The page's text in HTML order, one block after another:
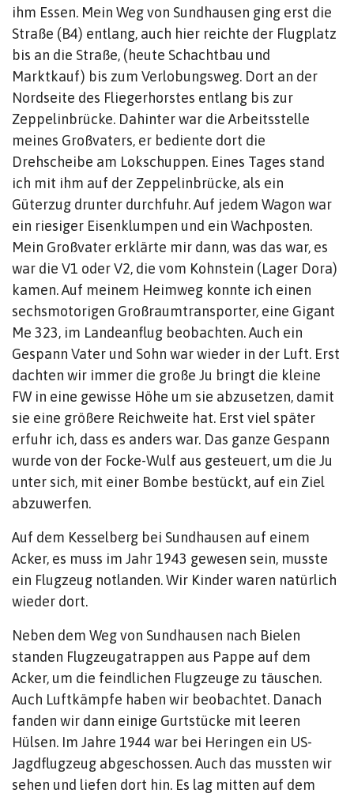
ihm Essen. Mein Weg von Sundhausen ging erst die
Straße (B4) entlang, auch hier reichte der Flugplatz
bis an die Straße, (heute Schachtbau und
Marktkauf) bis zum Verlobungsweg. Dort an der
Nordseite des Fliegerhorstes entlang bis zur
Zeppelinbrücke. Dahinter war die Arbeitsstelle
meines Großvaters, er bediente dort die
Drehscheibe am Lokschuppen. Eines Tages stand
ich mit ihm auf der Zeppelinbrücke, als ein
Güterzug drunter durchfuhr. Auf jedem Wagon war
ein riesiger Eisenklumpen und ein Wachposten.
Mein Großvater erklärte mir dann, was das war, es
war die V1 oder V2, die vom Kohnstein (Lager Dora)
kamen. Auf meinem Heimweg konnte ich einen
sechsmotorigen Großraumtransporter, eine Gigant
Me 323, im Landeanflug beobachten. Auch ein
Gespann Vater und Sohn war wieder in der Luft. Erst
dachten wir immer die große Ju bringt die kleine
FW in eine gewisse Höhe um sie abzusetzen, damit
sie eine größere Reichweite hat. Erst viel später
erfuhr ich, dass es anders war. Das ganze Gespann
wurde von der Focke-Wulf aus gesteuert, um die Ju
unter sich, mit einer Bombe bestückt, auf ein Ziel
abzuwerfen.
Auf dem Kesselberg bei Sundhausen auf einem
Acker, es muss im Jahr 1943 gewesen sein, musste
ein Flugzeug notlanden. Wir Kinder waren natürlich
wieder dort.
Neben dem Weg von Sundhausen nach Bielen
standen Flugzeugatrappen aus Pappe auf dem
Acker, um die feindlichen Flugzeuge zu täuschen.
Auch Luftkämpfe haben wir beobachtet. Danach
fanden wir dann einige Gurtstücke mit leeren
Hülsen. Im Jahre 1944 war bei Heringen ein US-
Jagdflugzeug abgeschossen. Auch das mussten wir
sehen und liefen dort hin. Es lag mitten auf dem